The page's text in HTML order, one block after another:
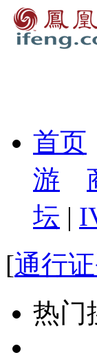
首页
游
坛 |
[通行
热门